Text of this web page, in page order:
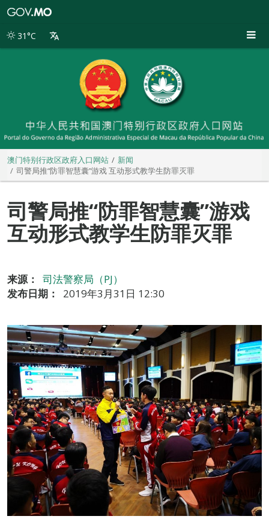
别
31°C
澳门特别行政区政府入口网站
新闻
司警局推“防罪智慧囊”游戏 互动形式教学生防罪灭罪
司警局推“防罪智慧囊”游戏
互动形式教学生防罪灭罪
来源：
司法警察局（PJ）
发布日期：
2019年3月31日 12:30